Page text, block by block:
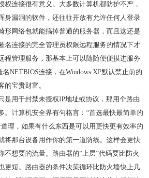
权连接很有意义。大多数计算机都防护不严，
身漏洞的软件，还往往开放有允许任何人登录
形网络包就能搞掉普通的服务器，而且这还是
名连接的完全管理员权限远程服务的情况下才
程管理服务，那基本上可以随随便便摸进服务
名NETBIOS连接，在Windows XP默认禁止前的
的宝贵财富。
是用于封禁未授权IP地址或协议，那用个路由
。计算机安全界有句格言：“首选最快最简单的
理，如果有什么东西是可以用更快更有效率的
将那台设备用作你的第一道防线。这样会更快
不想要的流量。路由器的“上层”代码要比防火
更短。路由器的条件决策循环比防火墙快上几